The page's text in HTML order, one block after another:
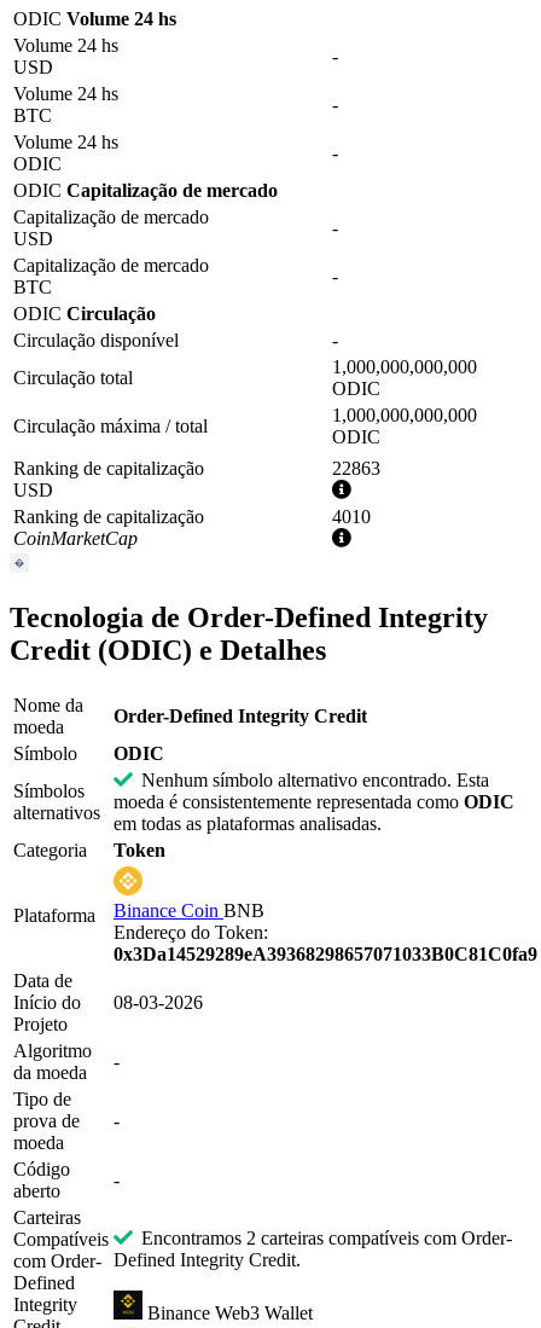
ODIC Volume 24 hs
Volume 24 hs
USD
-
Volume 24 hs
BTC
-
Volume 24 hs
ODIC
-
ODIC Capitalização de mercado
Capitalização de mercado
USD
-
Capitalização de mercado
BTC
-
ODIC Circulação
Circulação disponível
-
Circulação total
1,000,000,000,000
ODIC
Circulação máxima / total
1,000,000,000,000
ODIC
Ranking de capitalização
USD
22863
Mais
informações
Ranking de capitalização
CoinMarketCap
4010
Mais
Tecnologia de Order-Defined Integrity
Credit (ODIC) e Detalhes
Nome da
moeda
Order-Defined Integrity Credit
Símbolo
ODIC
Símbolos
alternativos
Nenhum símbolo alternativo encontrado. Esta
moeda é consistentemente representada como ODIC
em todas as plataformas analisadas.
Categoria
Token
Plataforma Binance Coin BNB
Endereço do Token:
0x3Da14529289eA39368298657071033B0C81C0fa9
Data de
Início do
Projeto
08-03-2026
Algoritmo
da moeda
-
Tipo de
prova de
moeda
-
Código
aberto
-
Carteiras
Compatíveis
com Order-
Defined
Integrity
Encontramos 2 carteiras compatíveis com Order-
Defined Integrity Credit.
Binance Web3 Wallet